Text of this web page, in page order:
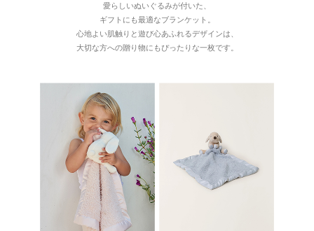
愛らしいぬいぐるみが付いた、
ギフトにも最適なブランケット。
心地よい肌触りと遊び心あふれるデザインは、
大切な方への贈り物にもぴったりな一枚です。